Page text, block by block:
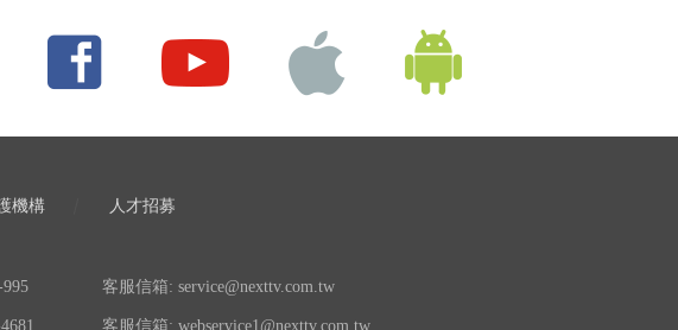
機構 人才招募
客服信箱: service@nexttv.com.tw
客服信箱: webservice1@nexttv.com.tw